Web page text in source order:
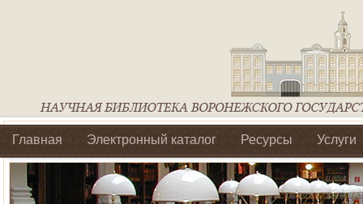
Главная Электронный каталог Ресурсы Услуги
Библиотеки регионального отделения Ассоциации